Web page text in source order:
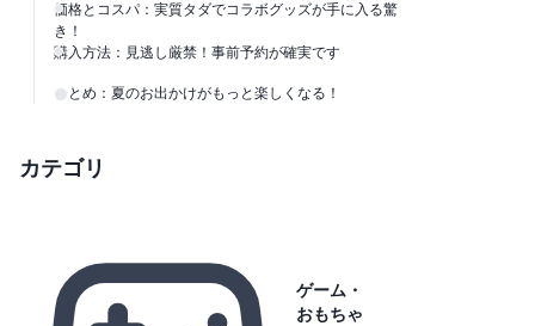
価格とコスパ：実質タダでコラボグッズが手に入る驚
き！
購入方法：見逃し厳禁！事前予約が確実です
まとめ：夏のお出かけがもっと楽しくなる！
カテゴリ
ゲーム・
おもちゃ